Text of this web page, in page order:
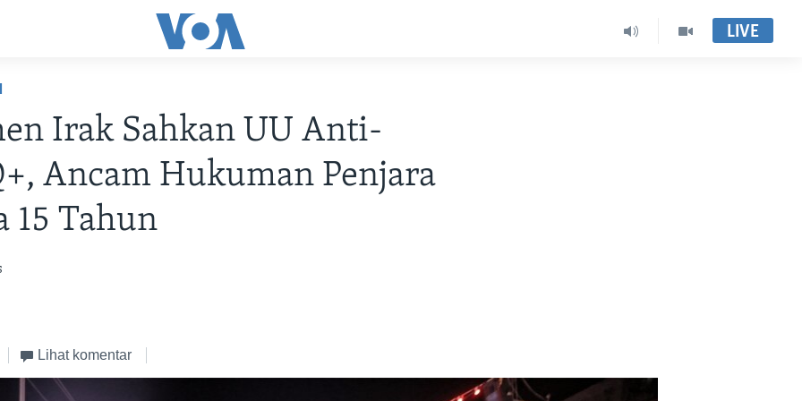
LIVE
Irak Sahkan UU Anti-
Ancam Hukuman Penjara
15 Tahun
Lihat komentar